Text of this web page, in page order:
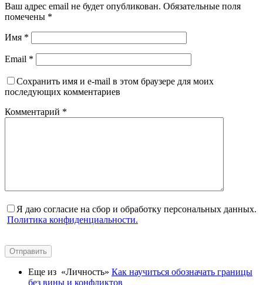
Ваш адрес email не будет опубликован. Обязательные поля
помечены *
Имя *
Email *
Сохранить имя и e-mail в этом браузере для моих
последующих комментариев
Комментарий *
Я даю согласие на сбор и обработку персональных данных.
Политика конфиденциальности.
Отправить
Еще из «Личность» Как научиться обозначать границы
без вины и конфликтов